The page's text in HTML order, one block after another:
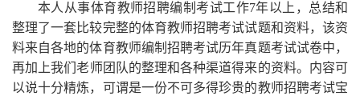
本人从事体育教师招聘编制考试工作7年以上，总结和
整理了一套比较完整的体育教师招聘考试试题和资料，该资
料来自各地的体育教师编制招聘考试历年真题考试试卷中，
再加上我们老师 团队的整理和各种渠道得来的资料。内容可
以说十分精炼，可谓是一份不可多得珍贵的教师招聘考试宝